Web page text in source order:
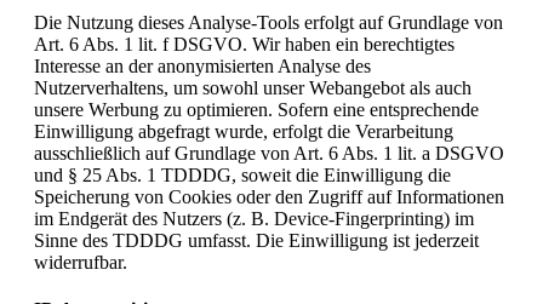
Die Nutzung dieses Analyse-Tools erfolgt auf Grundlage von
Art. 6 Abs. 1 lit. f DSGVO. Wir haben ein berechtigtes
Interesse an der anonymisierten Analyse des
Nutzerverhaltens, um sowohl unser Webangebot als auch
unsere Werbung zu optimieren. Sofern eine entsprechende
Einwilligung abgefragt wurde, erfolgt die Verarbeitung
ausschließlich auf Grundlage von Art. 6 Abs. 1 lit. a DSGVO
und § 25 Abs. 1 TDDDG, soweit die Einwilligung die
Speicherung von Cookies oder den Zugriff auf Informationen
im Endgerät des Nutzers (z. B. Device-Fingerprinting) im
Sinne des TDDDG umfasst. Die Einwilligung ist jederzeit
widerrufbar.